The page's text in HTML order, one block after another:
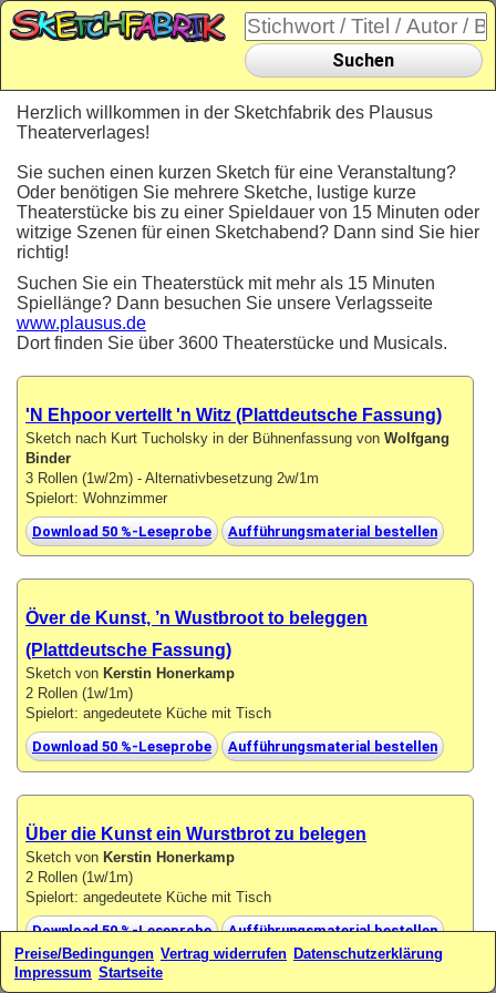
Suchen
Herzlich willkommen in der Sketchfabrik des Plausus
Theaterverlages!
Sie suchen einen kurzen Sketch für eine Veranstaltung?
Oder benötigen Sie mehrere Sketche, lustige kurze
Theaterstücke bis zu einer Spieldauer von 15 Minuten oder
witzige Szenen für einen Sketchabend? Dann sind Sie hier
richtig!
Suchen Sie ein Theaterstück mit mehr als 15 Minuten
Spiellänge? Dann besuchen Sie unsere Verlagsseite
www.plausus.de
Dort finden Sie über 3600 Theaterstücke und Musicals.
'N Ehpoor vertellt 'n Witz (Plattdeutsche Fassung)
Sketch nach Kurt Tucholsky in der Bühnenfassung von Wolfgang
Binder
3 Rollen (1w/2m) - Alternativbesetzung 2w/1m
Spielort: Wohnzimmer
Download 50 %-Leseprobe
Aufführungsmaterial bestellen
Över de Kunst, ’n Wustbroot to beleggen
(Plattdeutsche Fassung)
Sketch von Kerstin Honerkamp
2 Rollen (1w/1m)
Spielort: angedeutete Küche mit Tisch
Download 50 %-Leseprobe
Aufführungsmaterial bestellen
Über die Kunst ein Wurstbrot zu belegen
Sketch von Kerstin Honerkamp
2 Rollen (1w/1m)
Spielort: angedeutete Küche mit Tisch
Download 50 %-Leseprobe
Aufführungsmaterial bestellen
Preise/Bedingungen Vertrag widerrufen Datenschutzerklärung
Impressum Startseite